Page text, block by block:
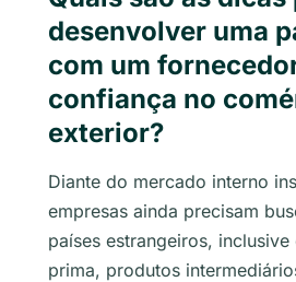
desenvolver uma
com um
confiança no
exterior?
Diante do mercado interno
empresas ainda precisam
países estrangeiros,
prima, produtos